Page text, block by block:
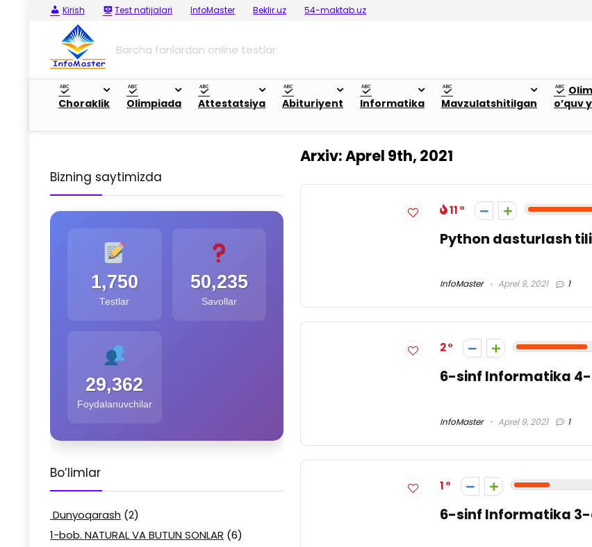
Kirish Test natijalari InfoMaster Beklir.uz 54-maktab.uz
Barcha fanlardan online testlar
Choraklik Olimpiada Attestatsiya Abituriyent Informatika Mavzulatshitilgan
o’quv
Arxiv:Aprel 9th, 2021
11
Python dasturlash
InfoMaster Aprel 9, 2021 1
2
6-sinf Informatika
InfoMaster Aprel 9, 2021 1
1
6-sinf Informatika
Bizning saytimizda
1,750
Testlar
50,235
Savollar
29,362
Foydalanuvchilar
Bo’limlar
Dunyoqarash (2)
1-bob. NATURAL VA BUTUN SONLAR (6)